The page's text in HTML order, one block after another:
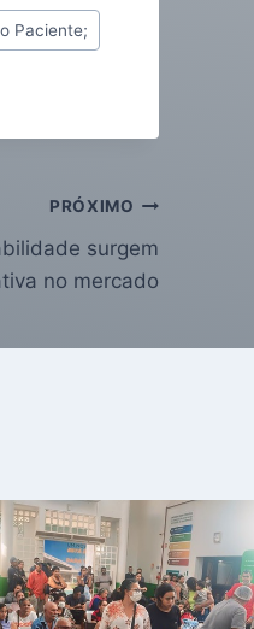
Paciente;
PRÓXIMO
surgem
no mercado